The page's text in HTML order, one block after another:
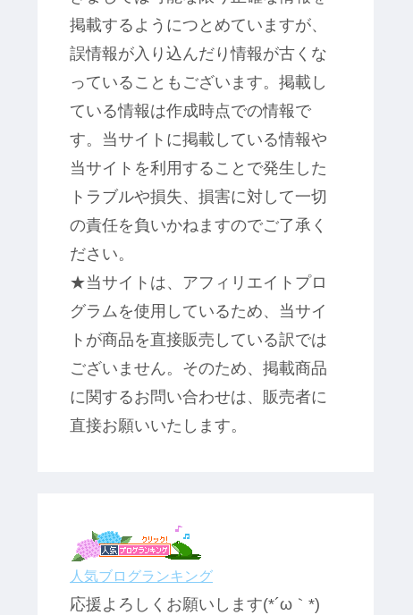
掲載するようにつとめていますが、
誤情報が入り込んだり情報が古くな
っていることもございます。掲載し
ている情報は作成時点での情報で
す。当サイトに掲載している情報や
当サイトを利用することで発生した
トラブルや損失、損害に対して一切
の責任を負いかねますのでご了承く
ださい。
★当サイトは、アフィリエイトプロ
グラムを使用しているため、当サイ
トが商品を直接販売している訳では
ございません。そのため、掲載商品
に関するお問い合わせは、販売者に
直接お願いいたします。
人気ブログランキング
応援よろしくお願いします(*´ω｀*)